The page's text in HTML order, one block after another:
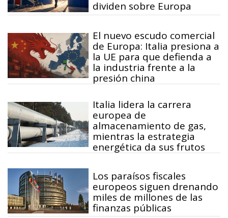
dividen sobre Europa
El nuevo escudo comercial
de Europa: Italia presiona a
la UE para que defienda a
la industria frente a la
presión china
Italia lidera la carrera
europea de
almacenamiento de gas,
mientras la estrategia
energética da sus frutos
Los paraísos fiscales
europeos siguen drenando
miles de millones de las
finanzas públicas